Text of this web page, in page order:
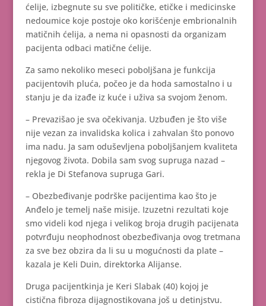
ćelije, izbegnute su sve političke, etičke i medicinske
nedoumice koje postoje oko korišćenje embrionalnih
matičnih ćelija, a nema ni opasnosti da organizam
pacijenta odbaci matične ćelije.
Za samo nekoliko meseci poboljšana je funkcija
pacijentovih pluća, počeo je da hoda samostalno i u
stanju je da izađe iz kuće i uživa sa svojom ženom.
– Prevazišao je sva očekivanja. Uzbuđen je što više
nije vezan za invalidska kolica i zahvalan što ponovo
ima nadu. Ja sam oduševljena poboljšanjem kvaliteta
njegovog života. Dobila sam svog supruga nazad –
rekla je Di Stefanova supruga Gari.
– Obezbeđivanje podrške pacijentima kao što je
Anđelo je temelj naše misije. Izuzetni rezultati koje
smo videli kod njega i velikog broja drugih pacijenata
potvrđuju neophodnost obezbeđivanja ovog tretmana
za sve bez obzira da li su u mogućnosti da plate –
kazala je Keli Duin, direktorka Alijanse.
Druga pacijentkinja je Keri Slabak (40) kojoj je
cistična fibroza dijagnostikovana još u detinjstvu.